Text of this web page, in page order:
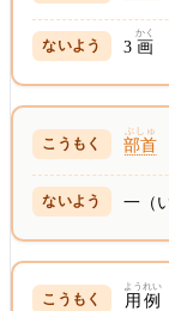
3 画
かく
部首
ぶしゅ
一（
用例
ようれい